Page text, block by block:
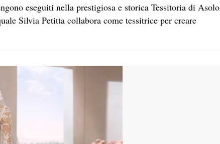
eseguiti nella prestigiosa e storica Tessitoria di Asolo
Silvia Petitta collabora come tessitrice per creare